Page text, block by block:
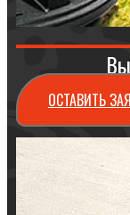
ОСТАВИТЬ